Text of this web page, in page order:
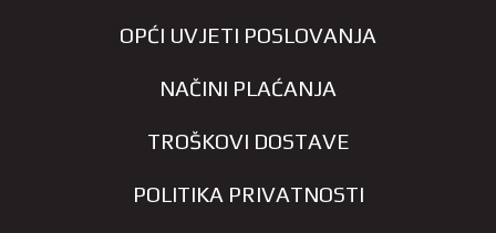
OPĆI UVJETI POSLOVANJA
NAČINI PLAĆANJA
TROŠKOVI DOSTAVE
POLITIKA PRIVATNOSTI